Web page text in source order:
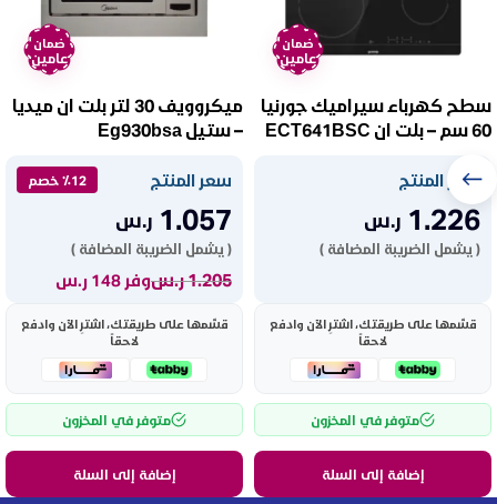
ضمان
عامين
سطح كهرباء سيراميك جورنيا
60 سم – بلت ان ECT641BSC
سعر المنتج
1.226 ر.س
( يشمل الضريبة المضافة )
قسّمها على طريقتك، اشترِ الآن وادفع
لاحقاً
متوفر في المخزون
إضافة إلى السلة
ضمان
عامين
ميكروويف 30 لتر بلت ان ميديا
– ستيل Eg930bsa
سعر المنتج ٪12 خصم
1.057 ر.س
( يشمل الضريبة المضافة )
1.205ر.سوفر 148 ر.س
قسّمها على طريقتك، اشترِ الآن وادفع
لاحقاً
متوفر في المخزون
إضافة إلى السلة